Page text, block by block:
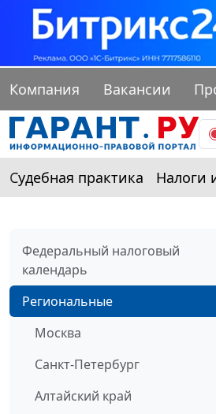
Компания Вакансии
Судебная практика Налоги
Федеральный налоговый
календарь
Региональные
Москва
Санкт-Петербург
Алтайский край